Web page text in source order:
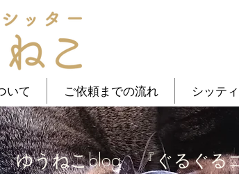
いて ご依頼までの流れ シッテ
ゆうねこblog 『ぐるぐる